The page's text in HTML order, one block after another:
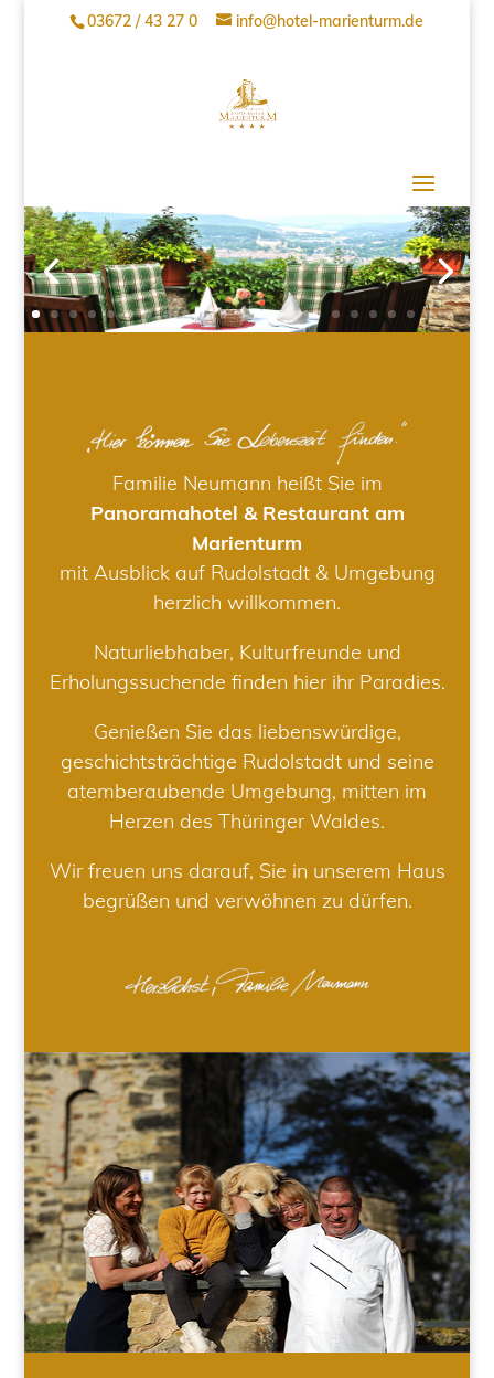
03672 / 43 27 0 info@hotel-marienturm.de
Familie Neumann heißt Sie im
Panoramahotel & Restaurant am
Marienturm
mit Ausblick auf Rudolstadt & Umgebung
herzlich willkommen.
Naturliebhaber, Kulturfreunde und
Erholungssuchende finden hier ihr Paradies.
Genießen Sie das liebenswürdige,
geschichtsträchtige Rudolstadt und seine
atemberaubende Umgebung, mitten im
Herzen des Thüringer Waldes.
Wir freuen uns darauf, Sie in unserem Haus
begrüßen und verwöhnen zu dürfen.